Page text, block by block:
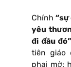
Chính “sự
yêu
đi đầu đó”
tiên giáo
phai mờ: